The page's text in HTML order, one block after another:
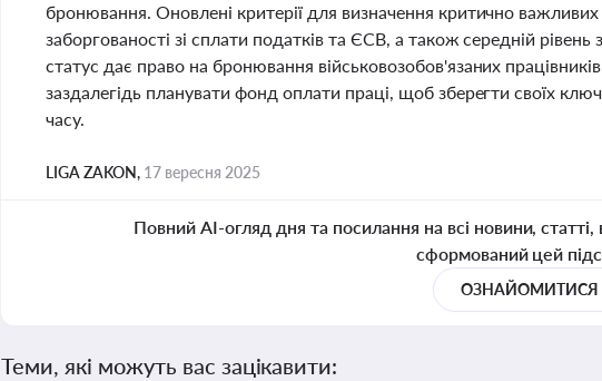
бронювання. Оновлені критерії для визначення критично
заборгованості зі сплати податків та ЄСВ, а також середній
статус дає право на бронювання військовозобов'язаних
заздалегідь планувати фонд оплати праці, щоб зберегти своїх
часу.
LIGA ZAKON, 17 вересня 2025
Повний AI-огляд дня та посилання на всі новини,
сформований цей
ОЗНАЙОМИТИСЯ
Теми, які можуть вас зацікавити: